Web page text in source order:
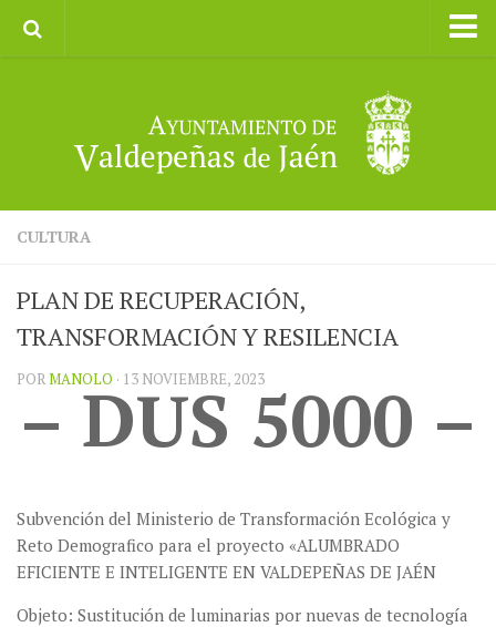
II CXM ROMPEALBARCAS 2023
CULTURA
PLAN DE RECUPERACIÓN,
TRANSFORMACIÓN Y RESILENCIA
PORMANOLO · 13 NOVIEMBRE, 2023
– DUS 5000 –
Subvención del Ministerio de Transformación Ecológica y
Reto Demografico para el proyecto «ALUMBRADO
EFICIENTE E INTELIGENTE EN VALDEPEÑAS DE JAÉN
Objeto: Sustitución de luminarias por nuevas de tecnología